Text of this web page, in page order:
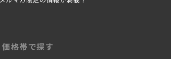
価格帯で探す